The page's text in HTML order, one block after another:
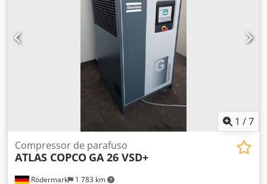
1 /7
Rödermark 1 783 km
Compressor de parafuso
ATLAS COPCO GA 26 VSD+